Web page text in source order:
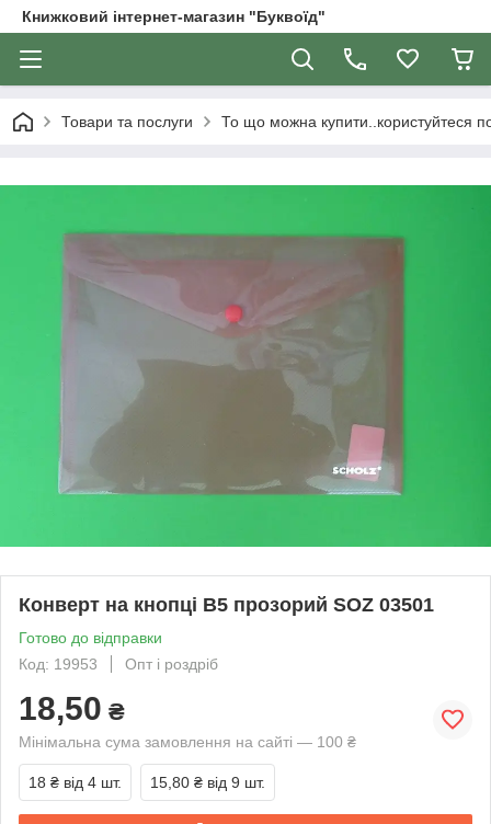
Книжковий інтернет-магазин "Буквоїд"
Товари та послуги То що можна купити..користуйтеся
Конверт на кнопці В5 прозорий SOZ 03501
Готово до відправки
Код: 19953
Опт і роздріб
18,50 ₴
Мінімальна сума замовлення на сайті — 100 ₴
18 ₴ від 4 шт. 15,80 ₴ від 9 шт.